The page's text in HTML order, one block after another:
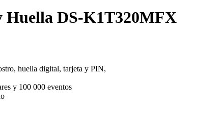
Huella DS-K1T320MFX
huella digital, tarjeta y PIN,
y 100 000 eventos